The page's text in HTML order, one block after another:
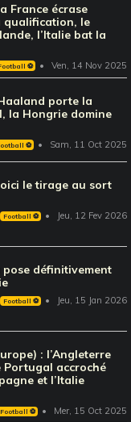
France écrase
qualification, le
l’Italie bat la
⚽️ Ven, 14 Nov 2025
porte la
la Hongrie domine
⚽️ Sam, 11 Oct 2025
le tirage au sort
Football ⚽️ Jeu, 12 Fev 2026
définitivement
Football ⚽️ Jeu, 15 Jan 2026
: l’Angleterre
Portugal accroché
et l’Italie
Football ⚽️ Mer, 15 Oct 2025